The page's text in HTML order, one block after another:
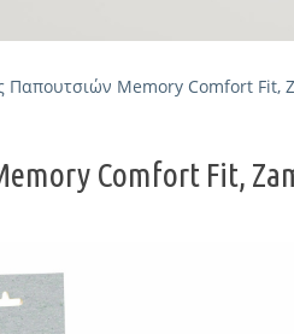
Παπουτσιών Memory Comfort Fit,
Comfort Fit,